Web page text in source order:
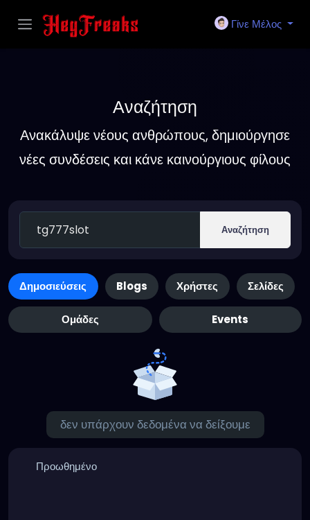
Γίνε Μέλος
Αναζήτηση
Ανακάλυψε νέους ανθρώπους, δημιούργησε
νέες συνδέσεις και κάνε καινούργιους φίλους
Αναζήτηση
Δημοσιεύσεις Blogs Χρήστες Σελίδες
Ομάδες Events
δεν υπάρχουν δεδομένα να δείξουμε
Προωθημένο